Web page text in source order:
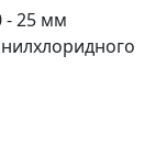
- 25 мм